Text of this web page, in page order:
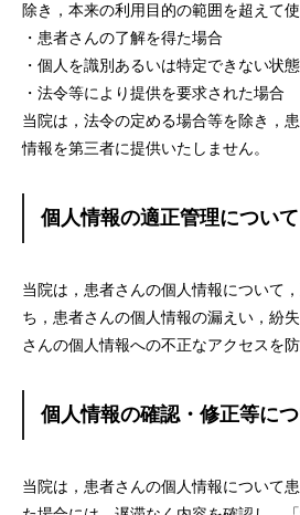
除き，本来の利用目的の範囲を超えて使
・患者さんの了解を得た場合
・個人を識別あるいは特定できない状
・法令等により提供を要求された場合
当院は，法令の定める場合等を除き，
情報を第三者に提供いたしません。
個人情報の適正管理について
当院は，患者さんの個人情報について
ち，患者さんの個人情報の漏えい，紛
さんの個人情報への不正なアクセスを
個人情報の確認・修正等に
当院は，患者さんの個人情報について